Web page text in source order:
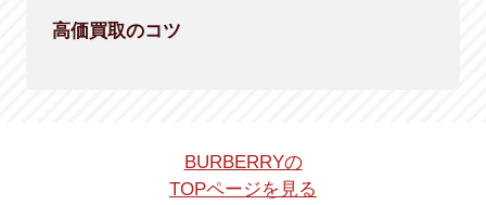
高価買取のコツ
BURBERRYの
TOPページを見る